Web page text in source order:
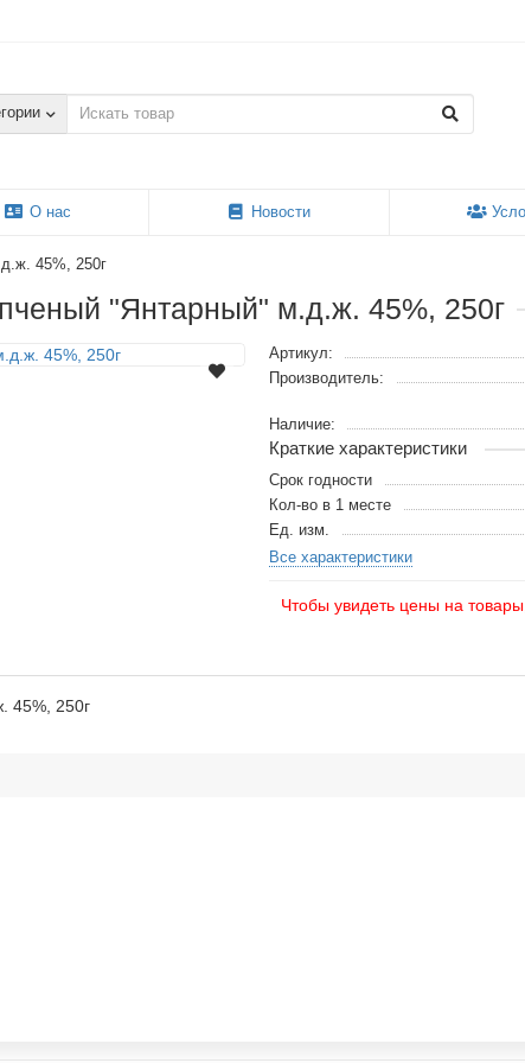
О нас Новости
45%, 250г
"Янтарный" м.д.ж. 45%, 250г
Артикул:
Производитель:
Наличие:
Краткие характеристики
Срок годности
Кол-во в 1 месте
Ед. изм.
Все характеристики
Чтобы увидеть цены на
45%, 250г